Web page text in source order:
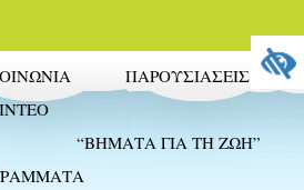
ΠΑΡΟΥΣΙΑΣΕΙΣ
“ΒΗΜΑΤΑ ΓΙΑ ΤΗ ΖΩΗ”